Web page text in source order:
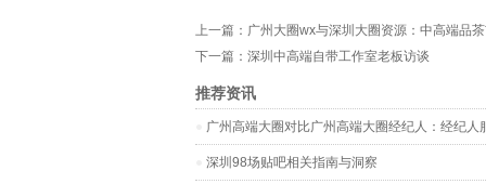
上一篇： 广州大圈wx与深圳大圈资源：中高端品
下一篇： 深圳中高端自带工作室老板访谈
推荐资讯
广州高端大圈对比广州高端大圈经纪人‌：经纪人
深圳98场贴吧相关指南与洞察